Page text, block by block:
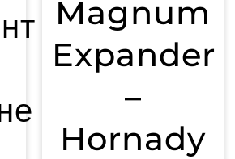
Magnum
Expander
–
Hornady